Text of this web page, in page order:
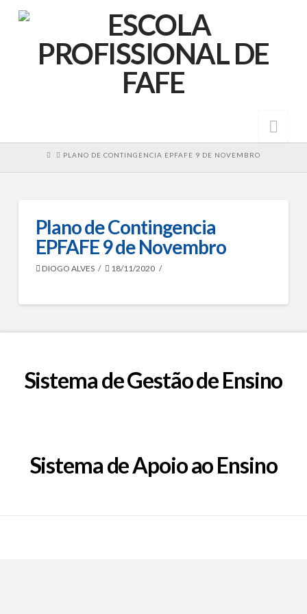
HOMEPLANO DE CONTINGENCIA EPFAFE 9 DE NOVEMBRO
Plano de Contingencia
EPFAFE 9 de Novembro
DIOGO ALVES 18/11/2020
Sistema de Gestão de Ensino
Sistema de Apoio ao Ensino